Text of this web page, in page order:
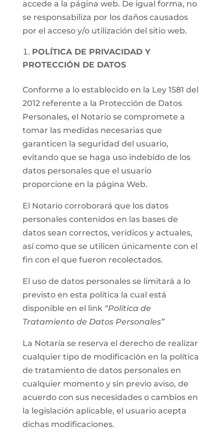
accede a la página web. De igual forma, no
se responsabiliza por los daños causados
por el acceso y/o utilización del sitio web.
POLÍTICA DE PRIVACIDAD Y
PROTECCIÓN DE DATOS
Conforme a lo establecido en la Ley 1581 del
2012 referente a la Protección de Datos
Personales, el Notario se compromete a
tomar las medidas necesarias que
garanticen la seguridad del usuario,
evitando que se haga uso indebido de los
datos personales que el usuario
proporcione en la página Web.
El Notario corroborará que los datos
personales contenidos en las bases de
datos sean correctos, verídicos y actuales,
así como que se utilicen únicamente con el
fin con el que fueron recolectados.
El uso de datos personales se limitará a lo
previsto en esta política la cual está
disponible en el link “Política de
Tratamiento de Datos Personales”
La Notaría se reserva el derecho de realizar
cualquier tipo de modificación en la política
de tratamiento de datos personales en
cualquier momento y sin previo aviso, de
acuerdo con sus necesidades o cambios en
la legislación aplicable, el usuario acepta
dichas modificaciones.